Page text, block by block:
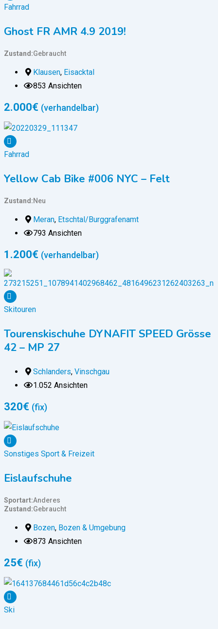
Fahrrad
Ghost FR AMR 4.9 2019!
Zustand Gebraucht
Klausen, Eisacktal
853 Ansichten
2.000€ (verhandelbar)
Fahrrad
Yellow Cab Bike #006 NYC – Felt
Zustand Neu
Meran, Etschtal/Burggrafenamt
793 Ansichten
1.200€ (verhandelbar)
Skitouren
Tourenskischuhe DYNAFIT SPEED Grösse
42 – MP 27
Schlanders, Vinschgau
1.052 Ansichten
320€ (fix)
Sonstiges Sport & Freizeit
Eislaufschuhe
Sportart Anderes
Zustand Gebraucht
Bozen, Bozen & Umgebung
873 Ansichten
25€ (fix)
Ski